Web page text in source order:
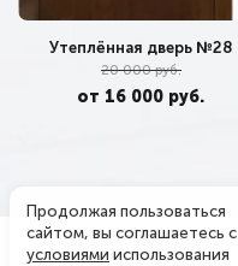
Утеплённая дверь №28
20 000 руб.
от 16 000 руб.
Продолжая пользоваться
сайтом, вы соглашаетесь с
условиями использования